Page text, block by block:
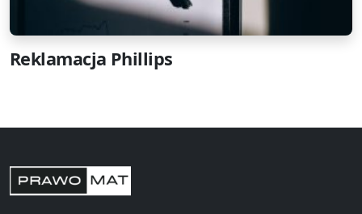
Reklamacja Phillips